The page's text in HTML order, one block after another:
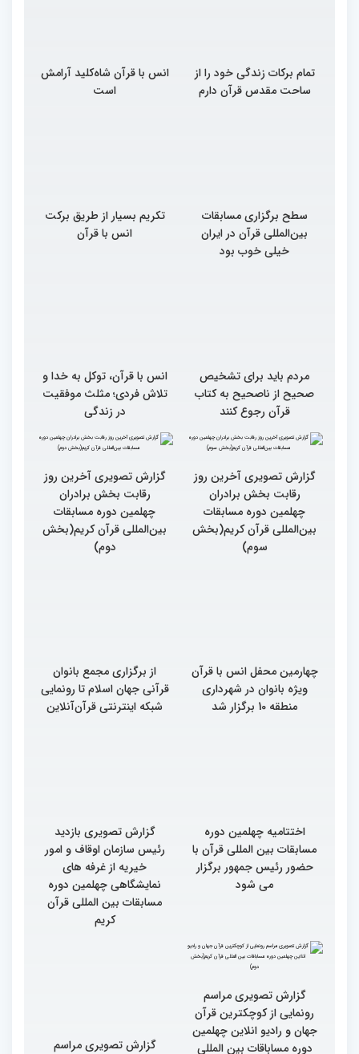
تمام برکات زندگی خود را از
ساحت مقدس قرآن دارم
انس با قرآن شاه‌کلید آرامش
است
سطح برگزاری مسابقات
بین‌المللی قرآن در ایران
خیلی خوب بود
تکریم بسیار از طریق برکت
انس با قرآن
مردم باید برای تشخیص
صحیح از ناصحیح به کتاب
قرآن رجوع کنند
انس با قرآن، توکل به خدا و
تلاش فردی؛ مثلث موفقیت
در زندگی
گزارش تصویری آخرین روز
رقابت بخش برادران
گزارش تصویری آخرین روز
رقابت بخش برادران
اختتامیه چهلمین دوره
می شود
گزارش تصویری بازدید
رئیس سازمان اوقاف و امور
خیریه از غرفه های